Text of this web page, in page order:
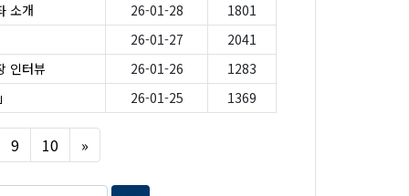
소개
26-01-28
1801
26-01-27
2041
인터뷰
26-01-26
1283
26-01-25 1369
9 10 »